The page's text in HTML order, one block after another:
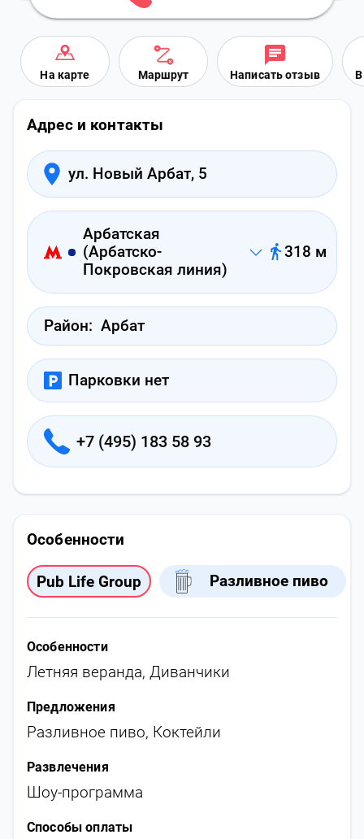
На карте Маршрут Написать отзыв В
Адрес и контакты
ул. Новый Арбат, 5
Арбатская
(Арбатско-
Покровская линия)
318 м
Район: Арбат
Парковки нет
+7 (495) 183 58 93
Особенности
Pub Life Group Разливное пиво
Особенности
Летняя веранда, Диванчики
Предложения
Разливное пиво, Коктейли
Развлечения
Шоу-программа
Способы оплаты